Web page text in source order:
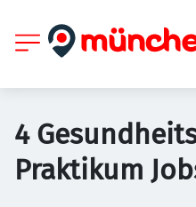
4
Praktikum